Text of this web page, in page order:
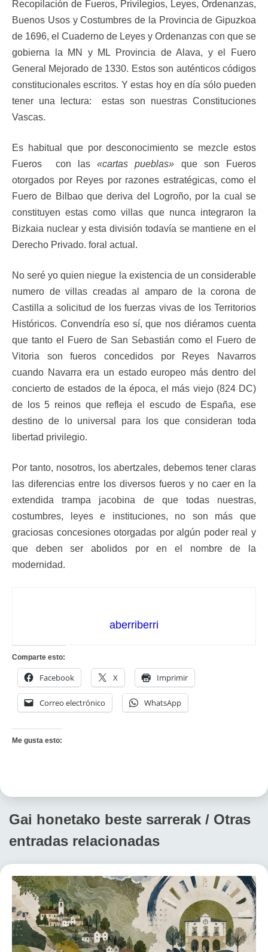
Recopilación de Fueros, Privilegios, Leyes, Ordenanzas,
Buenos Usos y Costumbres de la Provincia de Gipuzkoa
de 1696, el Cuaderno de Leyes y Ordenanzas con que se
gobierna la MN y ML Provincia de Alava, y el Fuero
General Mejorado de 1330. Estos son auténticos códigos
constitucionales escritos. Y estas hoy en día sólo pueden
tener una lectura: estas son nuestras Constituciones
Vascas.
Es habitual que por desconocimiento se mezcle estos
Fueros con las «cartas pueblas» que son Fueros
otorgados por Reyes por razones estratégicas, como el
Fuero de Bilbao que deriva del Logroño, por la cual se
constituyen estas como villas que nunca integraron la
Bizkaia nuclear y esta división todavía se mantiene en el
Derecho Privado. foral actual.
No seré yo quien niegue la existencia de un considerable
numero de villas creadas al amparo de la corona de
Castilla a solicitud de los fuerzas vivas de los Territorios
Históricos. Convendría eso sí, que nos diéramos cuenta
que tanto el Fuero de San Sebastián como el Fuero de
Vitoria son fueros concedidos por Reyes Navarros
cuando Navarra era un estado europeo más dentro del
concierto de estados de la época, el más viejo (824 DC)
de los 5 reinos que refleja el escudo de España, ese
destino de lo universal para los que consideran toda
libertad privilegio.
Por tanto, nosotros, los abertzales, debemos tener claras
las diferencias entre los diversos fueros y no caer en la
extendida trampa jacobina de que todas nuestras,
costumbres, leyes e instituciones, no son más que
graciosas concesiones otorgadas por algún poder real y
que deben ser abolidos por en el nombre de la
modernidad.
aberriberri
Comparte esto:
Facebook X Imprimir
Correo electrónico WhatsApp
Me gusta esto:
Gai honetako beste sarrerak / Otras
entradas relacionadas